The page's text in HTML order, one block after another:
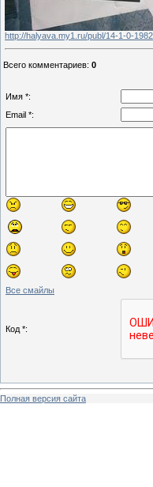
http://halyava.my1.ru/publ/14-1-0-1982
Всего комментариев: 0
Имя *:
Email *:
Все смайлы
Код *:
Полная версия сайта